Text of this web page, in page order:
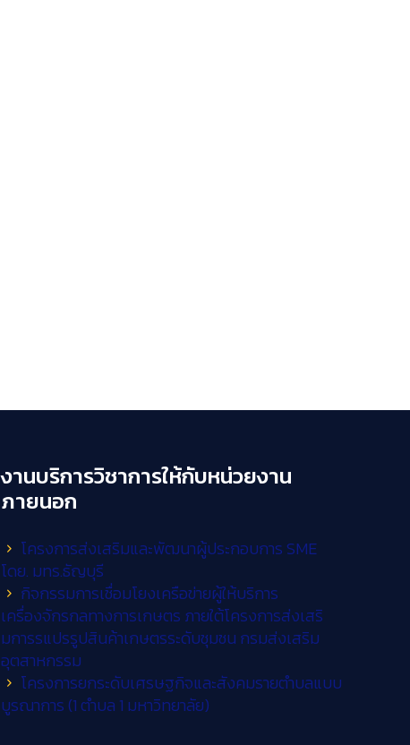
งานบริการวิชาการให้กับหน่วยงาน
ภายนอก
โครงการส่งเสริมและพัฒนาผู้ประกอบการ SME
โดย. มทร.ธัญบุรี
กิจกรรมการเชื่อมโยงเครือข่ายผู้ให้บริการ
เครื่องจักรกลทางการเกษตร ภายใต้โครงการส่งเสริ
มการรแปรรูปสินค้าเกษตรระดับชุมชน กรมส่งเสริม
อุตสาหกรรม
โครงการยกระดับเศรษฐกิจและสังคมรายตำบลแบบ
บูรณาการ (1 ตำบล 1 มหาวิทยาลัย)